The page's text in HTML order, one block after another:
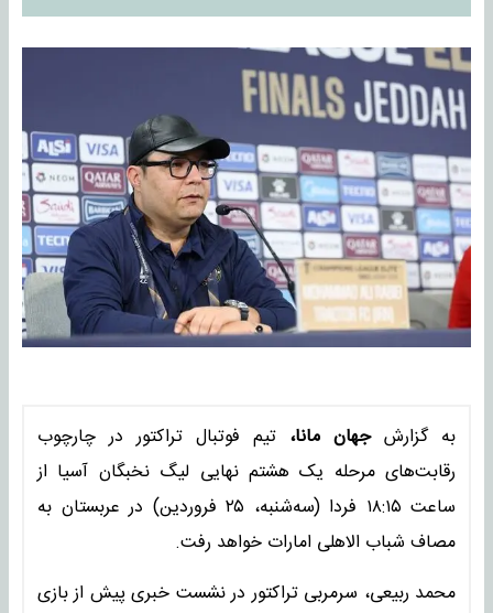
به گزارشجهان مانا، تیم فوتبال تراکتور در چارچوب
رقابت‌های مرحله یک هشتم نهایی لیگ نخبگان آسیا از
ساعت ۱۸:۱۵ فردا (سه‌شنبه، ۲۵ فروردین) در عربستان به
مصاف شباب الاهلی امارات خواهد رفت.
محمد ربیعی، سرمربی تراکتور در نشست خبری پیش از بازی